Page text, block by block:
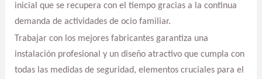
inicial que se recupera con el tiempo gracias a la continua
demanda de actividades de ocio familiar.
Trabajar con los mejores fabricantes garantiza una
instalación profesional y un diseño atractivo que cumpla con
todas las medidas de seguridad, elementos cruciales para el